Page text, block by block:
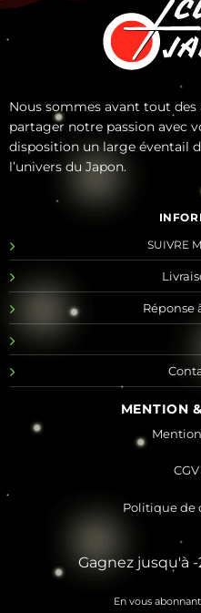
Nous sommes avant tout des
partager notre passion avec
disposition un large éventail
l’univers du Japon.
SUIVRE
Réponse
MENTION
Politique de
Gagnez jusqu'à
En vous